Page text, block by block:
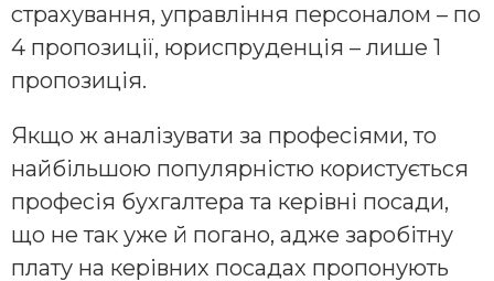
страхування, управління персоналом – по
4 пропозиції, юриспруденція – лише 1
пропозиція.
Якщо ж аналізувати за професіями, то
найбільшою популярністю користується
професія бухгалтера та керівні посади,
що не так уже й погано, адже заробітну
плату на керівних посадах пропонують